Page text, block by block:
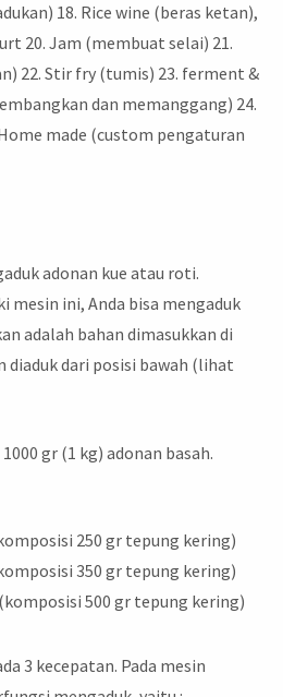
18. Rice wine (beras ketan),
20. Jam (membuat selai) 21.
22. Stir fry (tumis) 23. ferment &
dan memanggang) 24.
made (custom pengaturan
adonan kue atau roti.
mesin ini, Anda bisa mengaduk
adalah bahan dimasukkan di
diaduk dari posisi bawah (lihat
gr (1 kg) adonan basah.
250 gr tepung kering)
350 gr tepung kering)
500 gr tepung kering)
3 kecepatan. Pada mesin